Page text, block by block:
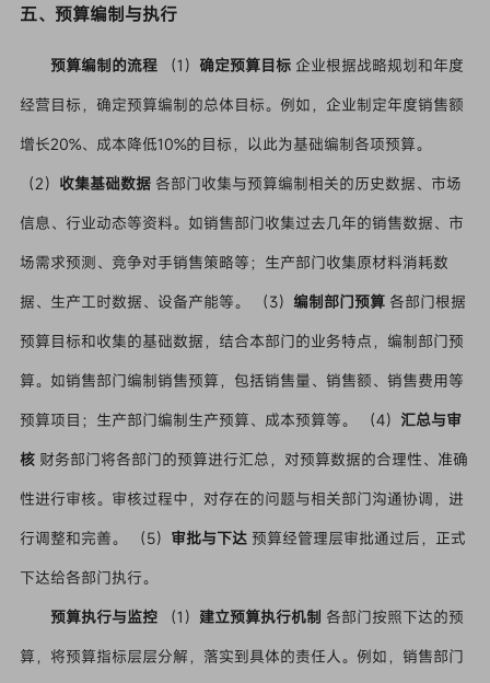
五、预算编制与执行
预算编制的流程（1） 确定预算目标企业根据战略规划和年度
经营目标，确定预算编制的总体目标。例如，企业制定年度销售额
增长20%、成本降低10%的目标，以此为基础编制各项预算。
（2） 收集基础数据各部门收集与预算编制相关的历史数据、市场
信息、行业动态等资料。如销售部门收集过去几年的销售数据、市
场需求预测、竞争对手销售策略等；生产部门收集原材料消耗数
据、生产工时数据、设备产能等。 （3） 编制部门预算各部门根据
预算目标和收集的基础数据，结合本部门的业务特点，编制部门预
算。如销售部门编制销售预算，包括销售量、销售额、销售费用等
预算项目；生产部门编制生产预算、成本预算等。 （4） 汇总与审
核财务部门将各部门的预算进行汇总，对预算数据的合理性、准确
性进行审核。审核过程中，对存在的问题与相关部门沟通协调，进
行调整和完善。 （5） 审批与下达预算经管理层审批通过后，正式
下达给各部门执行。
预算执行与监控（1） 建立预算执行机制 各部门按照下达的预
算，将预算指标层层分解，落实到具体的责任人。例如，销售部门